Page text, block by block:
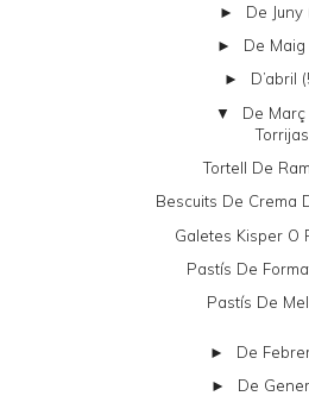
► De Juny
► De Maig
► D’abril
▼ De Març
Torrijas
Tortell De
Bescuits De Crema
Galetes Kisper O
Pastís De
Pastís De
► De
► De Gener